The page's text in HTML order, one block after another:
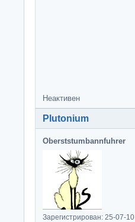
Неактивен
Plutonium
Oberststumbannfuhrer
Зарегистрирован: 25-07-10